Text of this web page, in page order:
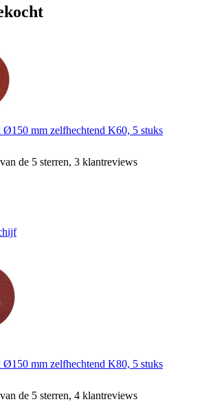
mm zelfhechtend K60, 5 stuks
de 5 sterren, 3 klantreviews
mm zelfhechtend K80, 5 stuks
de 5 sterren, 4 klantreviews